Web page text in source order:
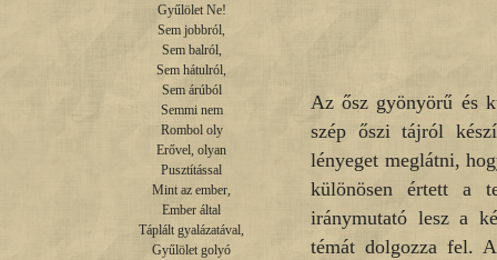
Gyűlölet Ne!
Sem jobbról,
Sem balról,
Sem hátulról,
Sem árúból
Semmi nem
Rombol oly
Erővel, olyan
Pusztítással
Mint az ember,
Ember által
Táplált gyalázatával,
Gyűlölet golyó
Az ősz gyönyörű és
szép őszi tájról
lényeget meglátni,
különösen értett a
iránymutató lesz a
témát dolgozza fel.